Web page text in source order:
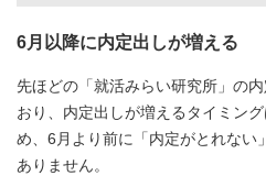
6月以降に内定出しが増える
先ほどの「就活みらい研究所」の
おり、内定出しが増えるタイミン
め、6月より前に「内定がとれない
ありません。